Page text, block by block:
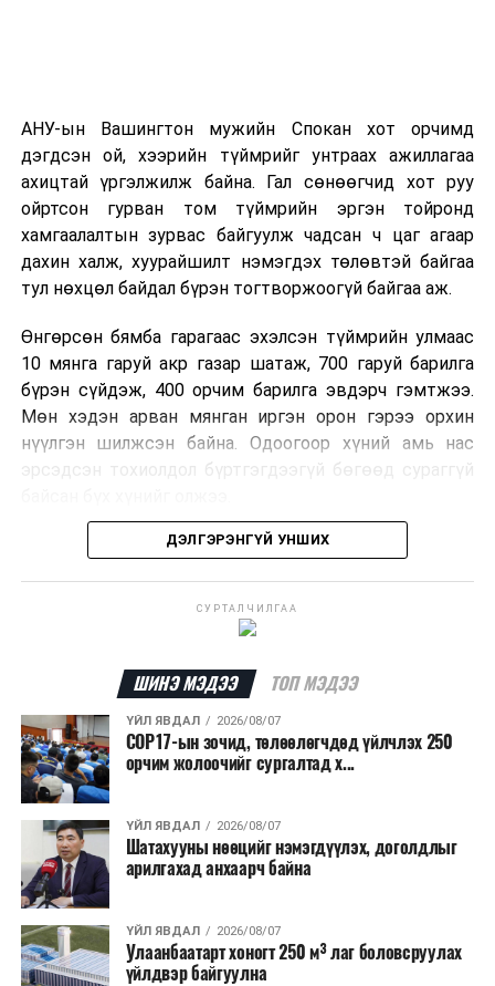
АНУ-ын Вашингтон мужийн Спокан хот орчимд
дэгдсэн ой, хээрийн түймрийг унтраах ажиллагаа
ахицтай үргэлжилж байна. Гал сөнөөгчид хот руу
ойртсон гурван том түймрийн эргэн тойронд
хамгаалалтын зурвас байгуулж чадсан ч цаг агаар
дахин халж, хуурайшилт нэмэгдэх төлөвтэй байгаа
тул нөхцөл байдал бүрэн тогтворжоогүй байгаа аж.
Өнгөрсөн бямба гарагаас эхэлсэн түймрийн улмаас
10 мянга гаруй акр газар шатаж, 700 гаруй барилга
бүрэн сүйдэж, 400 орчим барилга эвдэрч гэмтжээ.
Мөн хэдэн арван мянган иргэн орон гэрээ орхин
нүүлгэн шилжсэн байна. Одоогоор хүний амь нас
эрсэдсэн тохиолдол бүртгэгдээгүй бөгөөд сураггүй
Албаныхны мэдээлснээр түймрийн нэг голомтыг
шатаасан гэх үндэслэлээр эрүүгийн хэрэг үүсгэн
шалтгааныг үргэлжлүүлэн тогтоож байгаа бөгөөд
аянгын улмаас үүсээгүй гэж үзэж байгаа аж.
Одоогоор АНУ даяар 13 мужид 90 гаруй томоохон ой,
хээрийн түймэр идэвхтэй үргэлжилж байгаагийн
талаас илүү нь Орегон болон Вашингтон мужид
бүртгэгдсэн байна. Цаг уурын байгууллагууд ойрын
өдрүүдэд агаарын температур дахин огцом
нэмэгдэж, хуурайшилт эрчимжих төлөвтэй байгааг
анхааруулсан бөгөөд энэ нь гал унтраах ажиллагаанд
шинэ сорилт учруулж болзошгүйг онцолжээ.
ДЭЛГЭРЭНГҮЙ УНШИХ
СУРТАЛЧИЛГАА
ШИНЭ МЭДЭЭ ТОП МЭДЭЭ
ҮЙЛ ЯВДАЛ 2026/08/07
COP17-ын зочид, төлөөлөгчдөд үйлчлэх 250
орчим жолоочийг сургалтад х...
ҮЙЛ ЯВДАЛ 2026/08/07
Шатахууны нөөцийг нэмэгдүүлэх, доголдлыг
арилгахад анхаарч байна
ҮЙЛ ЯВДАЛ 2026/08/07
Улаанбаатарт хоногт 250 м³ лаг боловсруулах
үйлдвэр байгуулна